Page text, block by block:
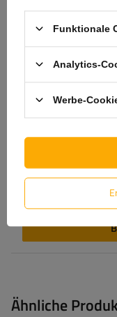
Produktfoto
E-Mail-Adresse
Ähnliche
Funktionale
Analytics-
Werbe-